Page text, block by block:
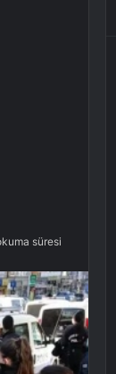
süresi